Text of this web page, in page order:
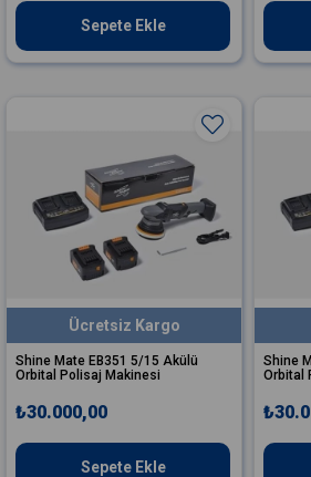
Sepete Ekle
Shine Mate EB351 5/15 Akülü
Orbital Polisaj Makinesi
₺30.000,00
Sepete Ekle
Ücretsiz Kargo
Shine
Orbital